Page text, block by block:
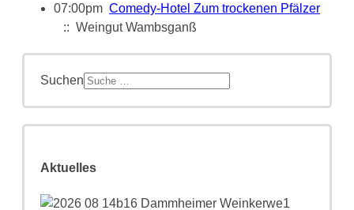
07:00pm Comedy-Hotel Zum trockenen Pfälzer
:: Weingut Wambsganß
Suchen
Aktuelles